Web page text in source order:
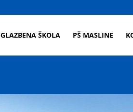
GLAZBENA ŠKOLA PŠ MASLINE